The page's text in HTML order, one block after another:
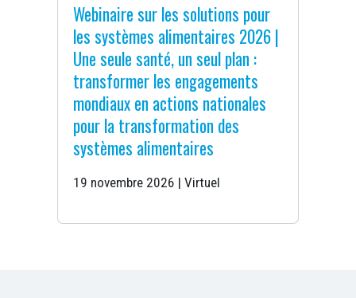
Webinaire sur les solutions pour
les systèmes alimentaires 2026 |
Une seule santé, un seul plan :
transformer les engagements
mondiaux en actions nationales
pour la transformation des
systèmes alimentaires
19 novembre 2026 | Virtuel